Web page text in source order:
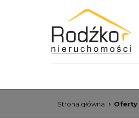
Strona główna Oferty